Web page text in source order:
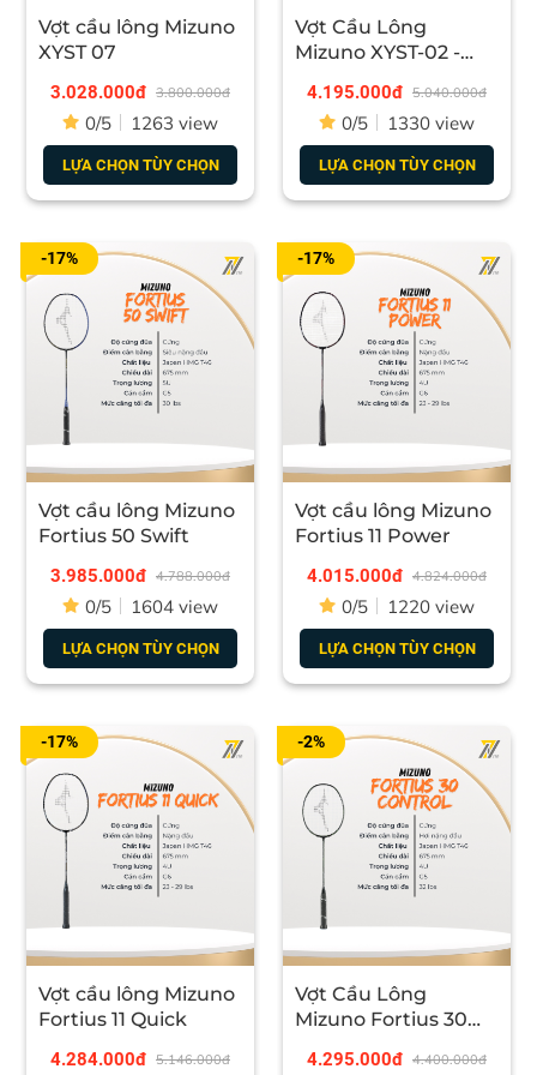
chấn mật độ cao giúp cải thiện tối đa hiệu suất tăng
cường tốc độ linh hoạt cho tấn công
- High Modulus Graphite: Lining Halbertec 3000 sử
cáp vượt trội, cho khung và thân vợt chịu được lực tốt
hơn, không dễ xước hay gãy khi gặp va chạm cho vợt
khả năng chịu lực căng tối đa lên tới 28lbs.
Vợt cầu lông Mizuno
XYST 07
3.028.000đ 3.800.000đ
0/5 1263 view
LỰA CHỌN TÙY CHỌN
Vợt Cầu Lông
Mizuno XYST-02 -
hãng
4.195.000đ 5.040.000đ
0/5 1330 view
LỰA CHỌN TÙY CHỌN
Vợt cầu lông Mizuno
Fortius 50 Swift
3.985.000đ 4.788.000đ
-17%
0/5 1604 view
LỰA CHỌN TÙY CHỌN
Vợt cầu lông Mizuno
Fortius 11 Power
4.015.000đ 4.824.000đ
-17%
0/5 1220 view
LỰA CHỌN TÙY CHỌN
Vợt cầu lông Mizuno
Fortius 11 Quick
4.284.000đ 5.146.000đ
-17%
Vợt Cầu Lông
Mizuno Fortius 30
chính hãng
4.295.000đ 4.400.000đ
-2%